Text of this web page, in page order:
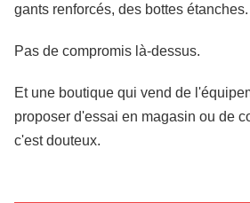
gants renforcés, des bottes étanches.
Pas de compromis là-dessus.
Et une boutique qui vend de
proposer d'essai en magasin ou de
c'est douteux.